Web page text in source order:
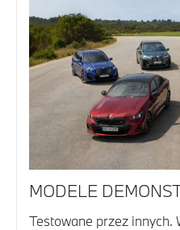
MODELE
Testowane przez innych.